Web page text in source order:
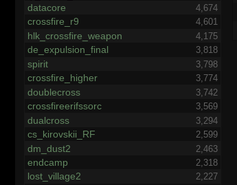
datacore 4,674
crossfire_r9 4,601
hlk_crossfire_weapon 4,175
de_expulsion_final 3,818
spirit 3,798
crossfire_higher 3,774
doublecross 3,742
crossfireerifssorc 3,569
dualcross 3,294
cs_kirovskii_RF 2,599
dm_dust2 2,463
endcamp 2,318
lost_village2 2,227